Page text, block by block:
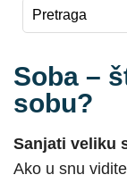
Soba –
sobu?
Sanjati veliku
Ako u snu